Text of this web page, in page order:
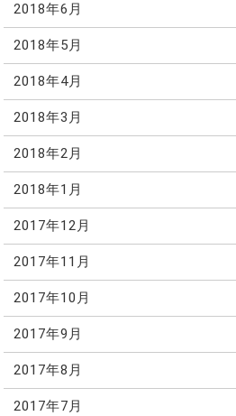
2018年6月
2018年5月
2018年4月
2018年3月
2018年2月
2018年1月
2017年12月
2017年11月
2017年10月
2017年9月
2017年8月
2017年7月